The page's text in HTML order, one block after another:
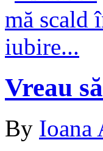
Vreau
By Ioana